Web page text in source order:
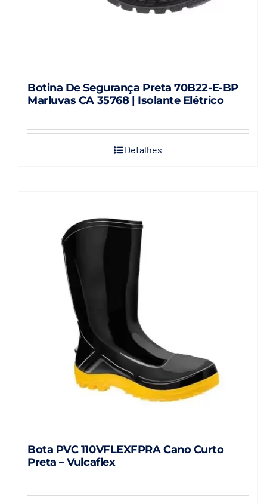
Botina De Segurança Preta 70B22-E-BP
Marluvas CA 35768 | Isolante Elétrico
Detalhes
Bota PVC 110VFLEXFPRA Cano Curto
Preta – Vulcaflex